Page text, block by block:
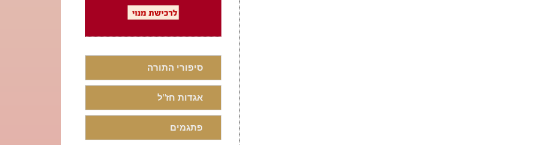
סיפורי התורה
אגדות חז"ל
פתגמים